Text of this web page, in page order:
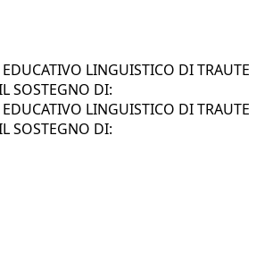
LINGUISTICO DI TRAUTE
SOSTEGNO DI:
LINGUISTICO DI TRAUTE
SOSTEGNO DI: